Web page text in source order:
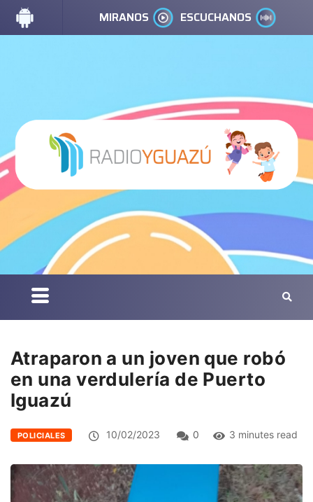
MIRANOS ESCUCHANOS
Atraparon a un joven que robó
en una verdulería de Puerto
Iguazú
POLICIALES 10/02/2023 0 3 minutes read